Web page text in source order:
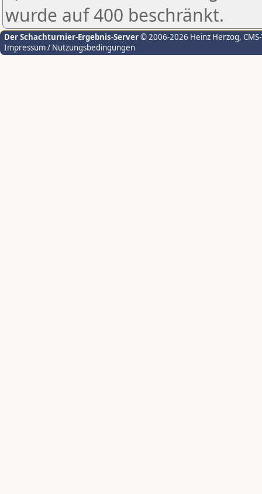
wurde auf 400 beschränkt.
Der Schachturnier-Ergebnis-Server© 2006-2026 Heinz Herzog,
Impressum / Nutzungsbedingungen